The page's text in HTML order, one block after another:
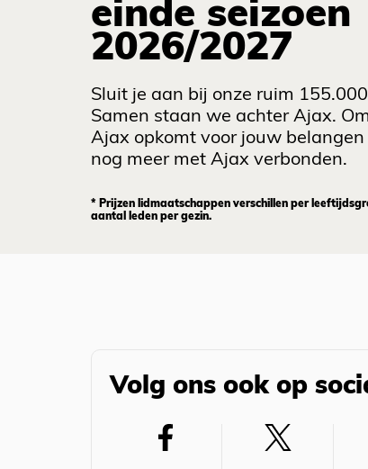
einde seizoen
2026/2027
Sluit je aan bij onze ruim
Samen staan we achter Ajax.
Ajax opkomt voor jouw belangen
nog meer met Ajax verbonden.
* Prijzen lidmaatschappen verschillen per
aantal leden per gezin.
Volg ons ook op